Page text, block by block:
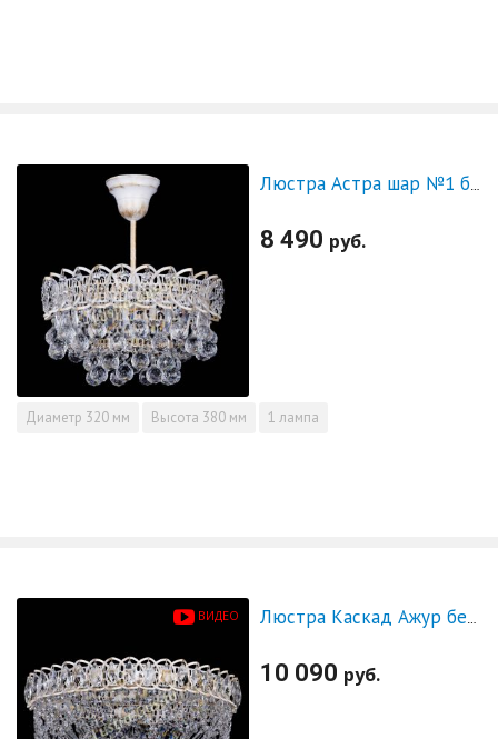
8 490 руб.
Диаметр 320 мм Высота 380 мм 1 лампа
ВИДЕО
10 090 руб.